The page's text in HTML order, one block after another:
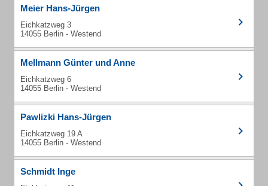
Meier Hans-Jürgen
Eichkatzweg 3
14055 Berlin - Westend
Mellmann Günter und Anne
Eichkatzweg 6
14055 Berlin - Westend
Pawlizki Hans-Jürgen
Eichkatzweg 19 A
14055 Berlin - Westend
Schmidt Inge